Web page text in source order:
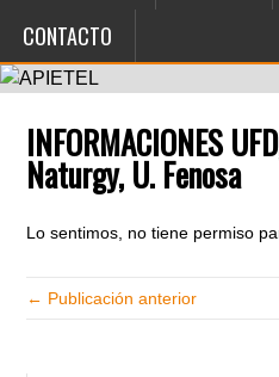
CONTACTO
INFORMACIONES
Naturgy, U. Fenosa
Lo sentimos, no tiene permiso
← Publicación anterior